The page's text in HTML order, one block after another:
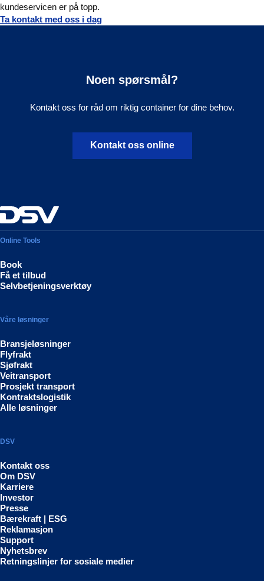
kundeservicen er på topp.
Ta kontakt med oss i dag
Noen spørsmål?
Kontakt oss for råd om riktig container for dine behov.
Kontakt oss online
Online Tools
Book
Få et tilbud
Selvbetjeningsverktøy
Våre løsninger
Bransjeløsninger
Flyfrakt
Sjøfrakt
Veitransport
Prosjekt transport
Kontraktslogistik
Alle løsninger
DSV
Kontakt oss
Om DSV
Karriere
Investor
Presse
Bærekraft | ESG
Reklamasjon
Support
Nyhetsbrev
Retningslinjer for sosiale medier